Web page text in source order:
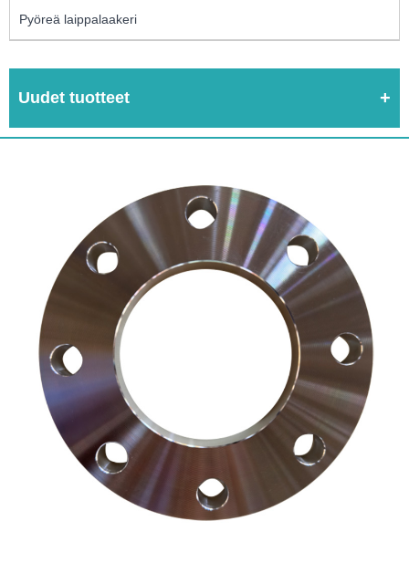
Pyöreä laippalaakeri
Uudet tuotteet